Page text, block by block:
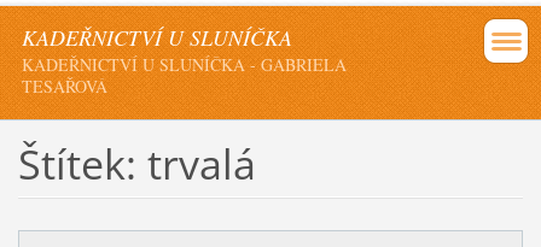
KADEŘNICTVÍ U SLUNÍČKA
KADEŘNICTVÍ U SLUNÍČKA - GABRIELA
TESAŘOVÁ
Štítek: trvalá